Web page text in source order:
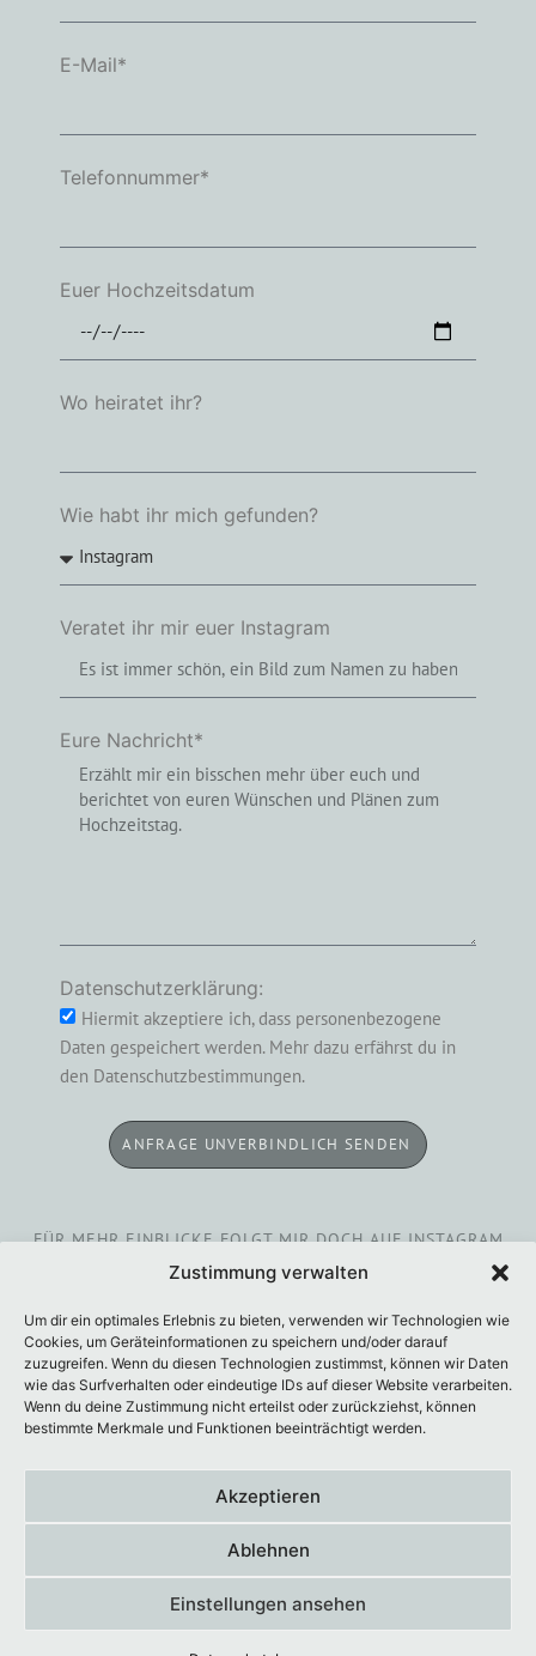
Zustimmung verwalten
Um dir ein optimales Erlebnis zu bieten, verwenden wir Technologien wie
Cookies, um Geräteinformationen zu speichern und/oder darauf
zuzugreifen. Wenn du diesen Technologien zustimmst, können wir Daten
wie das Surfverhalten oder eindeutige IDs auf dieser Website verarbeiten.
Wenn du deine Zustimmung nicht erteilst oder zurückziehst, können
bestimmte Merkmale und Funktionen beeinträchtigt werden.
Akzeptieren
Ablehnen
Einstellungen ansehen
E-Mail*
Telefonnummer*
Euer Hochzeitsdatum
Wo heiratet ihr?
Wie habt ihr mich gefunden?
Veratet ihr mir euer Instagram
Eure Nachricht*
Datenschutzerklärung:
Hiermit akzeptiere ich, dass personenbezogene
Daten gespeichert werden. Mehr dazu erfährst du in
den Datenschutzbestimmungen.
ANFRAGE UNVERBINDLICH SENDEN
FÜR MEHR EINBLICKE FOLGT MIR DOCH AUF INSTAGRAM
@HERZKLOPFREPORTAGEN
© 2025 Herzklopfreportagen
Hochzeitsfotograf Brandenburg Berlin
Kontakt
Mehr Steven
Mein Angebot
Hochzeitsbilder
Guides